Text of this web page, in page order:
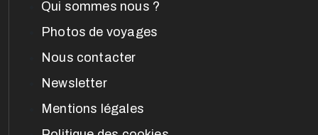
Qui sommes nous ?
Photos de voyages
Nous contacter
Newsletter
Mentions légales